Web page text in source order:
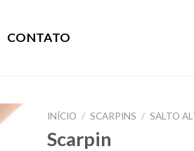
CONTATO
INÍCIO / SCARPINS / SALTO
Scarpin